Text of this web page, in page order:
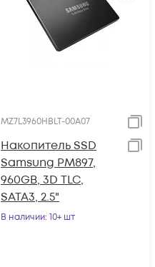
MZ7L3960HBLT-00A07
Накопитель SSD
Samsung PM897,
960GB, 3D TLC,
SATA3, 2.5"
В наличии: 10+ шт